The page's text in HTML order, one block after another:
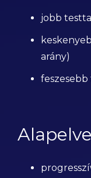
jobb
arány)
feszesebb